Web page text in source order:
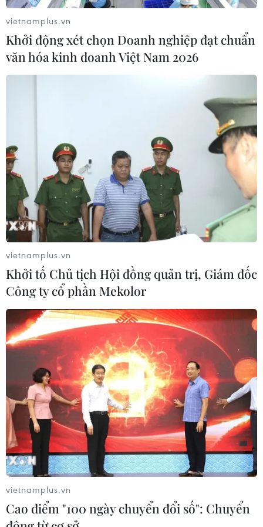
vietnamplus.vn
Khởi động xét chọn Doanh nghiệp đạt chuẩn
văn hóa kinh doanh Việt Nam 2026
vietnamplus.vn
Khởi tố Chủ tịch Hội đồng quản trị, Giám đốc
Công ty cổ phần Mekolor
vietnamplus.vn
Cao điểm "100 ngày chuyển đổi số": Chuyển